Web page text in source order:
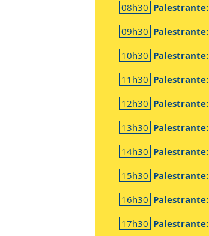
08h30 Palestrante:
09h30 Palestrante:
10h30 Palestrante:
11h30 Palestrante:
12h30 Palestrante:
13h30 Palestrante:
14h30 Palestrante:
15h30 Palestrante:
16h30 Palestrante:
17h30 Palestrante: